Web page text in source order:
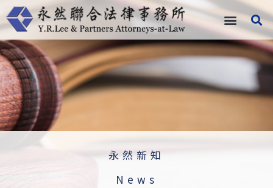
跳
至
主
要
內
容
永然新知
News